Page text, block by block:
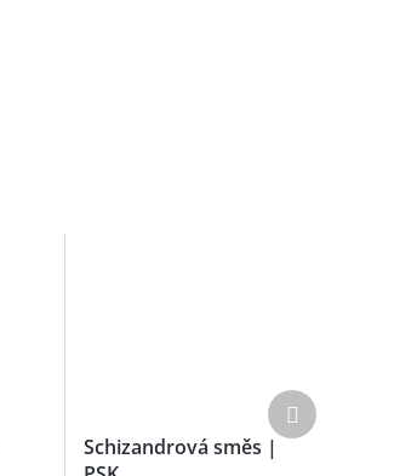
Schizandrová směs |
Další
produkt